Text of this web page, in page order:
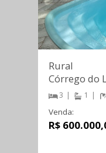
Rural
Córrego do
3 1
Venda:
R$